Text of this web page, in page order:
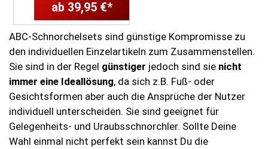
ab 39,95 €*
ABC-Schnorchelsets sind günstige Kompromisse zu
den individuellen Einzelartikeln zum Zusammenstellen.
Sie sind in der Regel günstiger jedoch sind sie nicht
immer eine Ideallösung, da sich z.B. Fuß- oder
Gesichtsformen aber auch die Ansprüche der Nutzer
individuell unterscheiden. Sie sind geeignet für
Gelegenheits- und Uraubsschnorchler. Sollte Deine
Wahl einmal nicht perfekt sein kannst Du die